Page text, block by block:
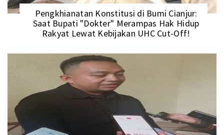
Pengkhianatan Konstitusi di Bumi Cianjur:
Saat Bupati "Dokter" Merampas Hak Hidup
Rakyat Lewat Kebijakan UHC Cut-Off!